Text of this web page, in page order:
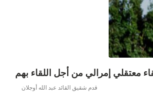
معتقلي إمرالي من أجل اللقاء بهم
قدم شقيق القائد عبد الله أوجلان